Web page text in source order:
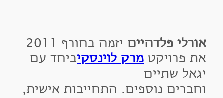
פלדהיים
יזמה בחורף 2011
פרויקטמרק לוינסקיביחד עם
שתיים
נוספים. התחייבות אישית,